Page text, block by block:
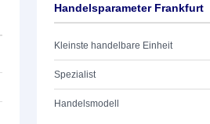
Handelsparameter Frankfurt
Kleinste handelbare Einheit
Spezialist
Handelsmodell